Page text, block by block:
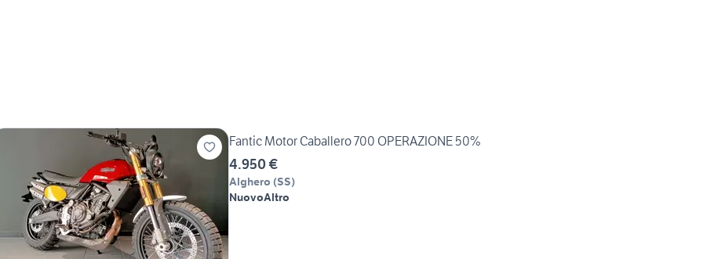
Fantic Motor Caballero 700 OPERAZIONE 50%
4.950 €
Alghero (SS)
NuovoAltro